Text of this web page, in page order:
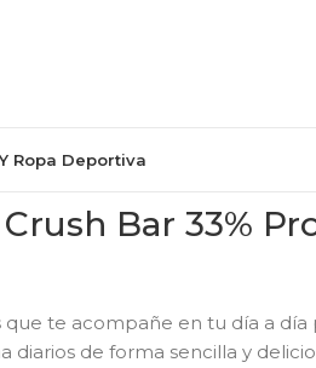
Ropa Deportiva
Bar 33%
que te acompañe en tu día a día
de forma sencilla y